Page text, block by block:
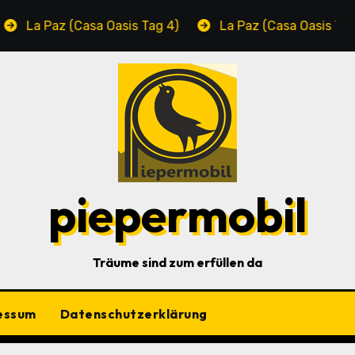
(Casa Oasis Tag 4) La Paz (Casa Oasis Tag 3)
piepermobil
Träume sind zum erfüllen da
Datenschutzerklärung